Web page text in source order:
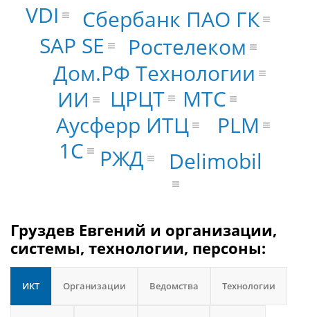
ЦРЦТ
Дом.РФ Технологии
Аусферр ИТЦ
Ростелеком
SAP SE
МТС
1С
РЖД
Сбербанк ПАО ГК
Delimobil
ИИ
PLM
VDI
Груздев Евгений и организации,
системы, технологии, персоны:
ИКТ Организации Ведомства Технологии